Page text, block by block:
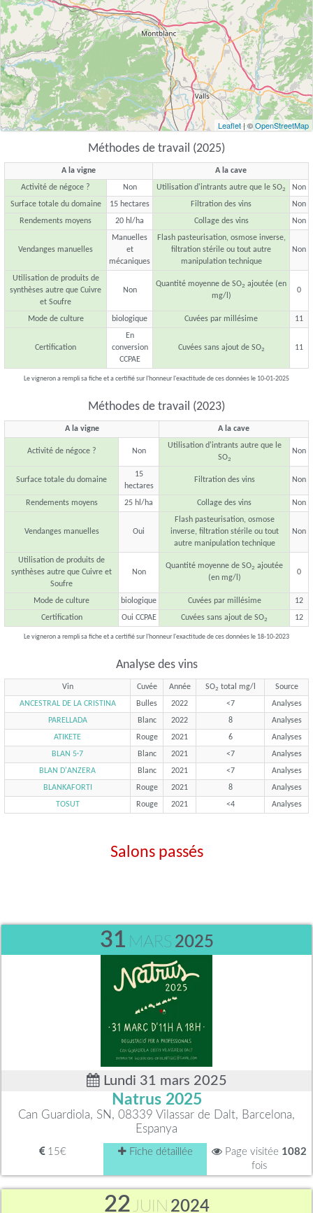
Leaflet| ©OpenStreetMap
Méthodes de travail (2025)
A la vigne
A la cave
Activité de négoce ?
Non Utilisation d'intrants autre que le SO2
Non
Surface totale du domaine
15 hectares Filtration des vins
Non
Rendements moyens
20 hl/ha Collage des vins Non
Vendanges manuelles
Manuelles
et
mécaniques
Flash pasteurisation, osmose inverse,
filtration stérile ou tout autre
manipulation technique
Non
Utilisation de produits de
synthèses autre que Cuivre
et Soufre
Non
Quantité moyenne de SO2 ajoutée (en
mg/l)
0
Mode de culture biologique Cuvées par millésime 11
Certification
En
conversion
CCPAE
Cuvées sans ajout de SO2 11
Le vigneron a rempli sa fiche et a certifié sur l'honneur l'exactitude de ces données le 10-01-2025
Méthodes de travail (2023)
A la vigne A la cave
Activité de négoce ? Non
Utilisation d'intrants autre que le
SO2
Non
Surface totale du domaine
15
hectares
Filtration des vins Non
Rendements moyens 25 hl/ha Collage des vins Non
Vendanges manuelles Oui
Flash pasteurisation, osmose
inverse, filtration stérile ou tout
autre manipulation technique
Non
Utilisation de produits de
synthèses autre que Cuivre et
Soufre
Non
Quantité moyenne de SO2 ajoutée
(en mg/l)
0
Mode de culture biologique Cuvées par millésime
12
Certification
Oui CCPAE Cuvées sans ajout de SO2 12
Le vigneron a rempli sa fiche et a certifié sur l'honneur l'exactitude de ces données le 18-10-2023
Analyse des vins
Vin Cuvée Année SO2 total mg/l
Source
ANCESTRAL DE LA CRISTINA
Bulles 2022 <7
Analyses
PARELLADA
Blanc 2022 8
Analyses
ATIKETE
Rouge 2021 6
Analyses
BLAN 5·7
Blanc 2021 <7
Analyses
BLAN D'ANZERA
Blanc 2021 <7
Analyses
BLANKAFORTI
Rouge 2021 8
Analyses
TOSUT
Rouge 2021 <4 Analyses
Salons passés
31 MARS 2025
Lundi 31 mars 2025
Natrus 2025
Can Guardiola, SN, 08339 Vilassar de Dalt, Barcelona,
Espanya
15€ Fiche détaillée Page visitée 1082
fois
22 JUIN 2024